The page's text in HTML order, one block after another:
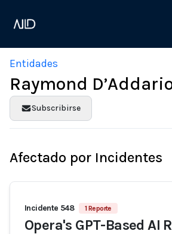
Entidades
Raymond
Subscribirse
Afectado por Incidentes
Incidente 548 1 Reporte
Opera's GPT-Based AI